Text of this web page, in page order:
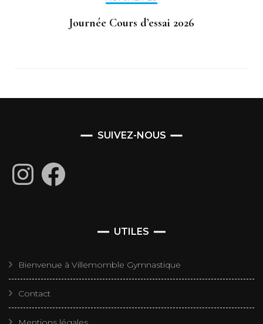
Journée Cours d’essai 2026
SUIVEZ-NOUS
InstagramFacebook
UTILES
Bienvenue à Villemomble Gymnastique
Contact